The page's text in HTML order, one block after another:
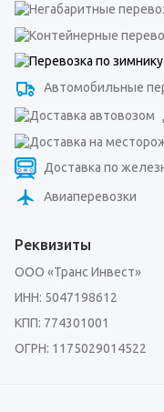
Автомобильные
Доставка по
Авиаперевозки
Реквизиты
ООО «Транс Инвест»
ИНН: 5047198612
КПП: 774301001
ОГРН: 1175029014522